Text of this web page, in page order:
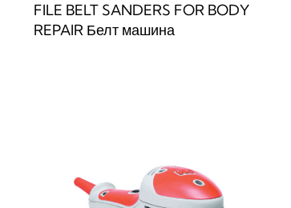
FILE BELT SANDERS FOR BODY
REPAIR Белт машина